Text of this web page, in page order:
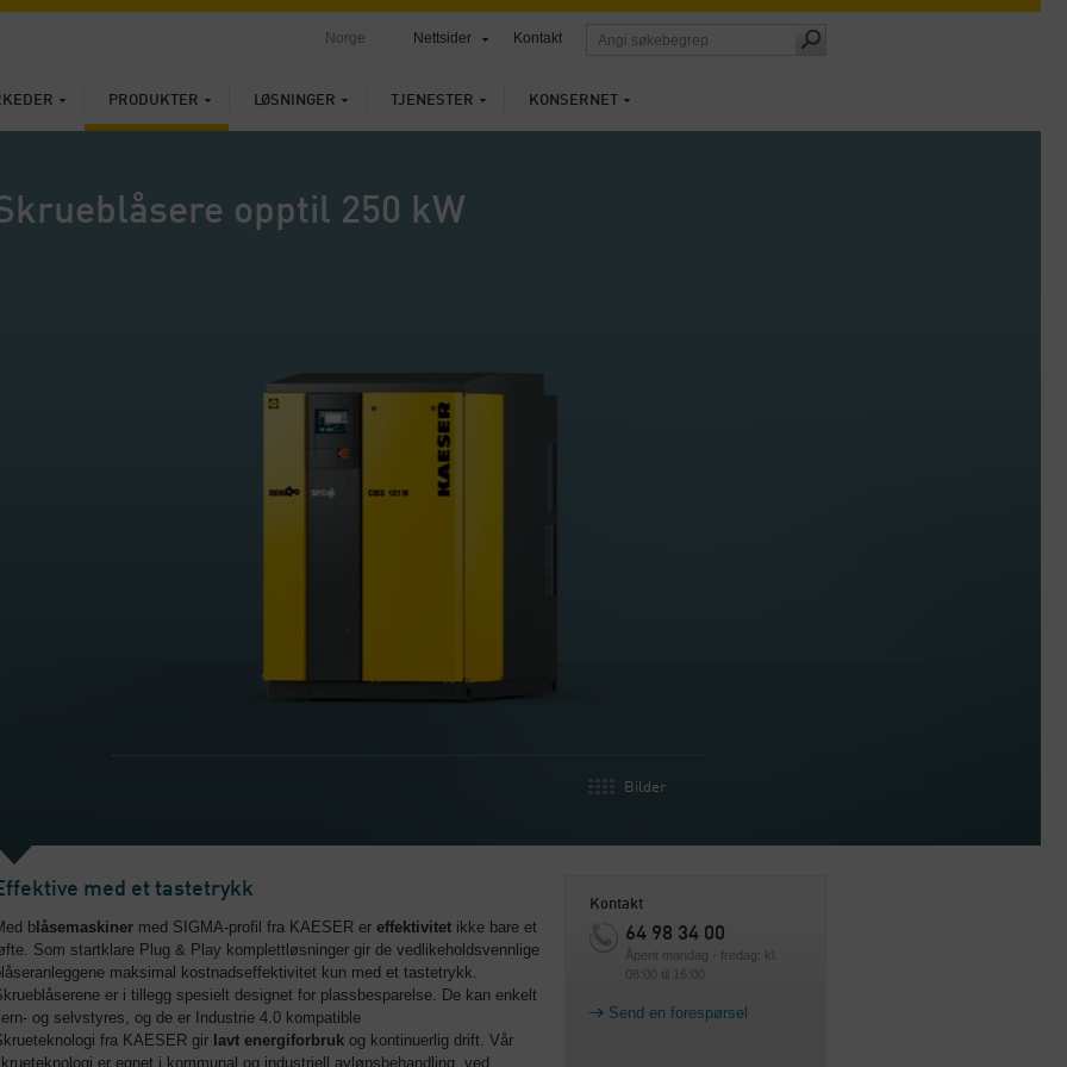
PRODUKTER LØSNINGER TJENESTER KONSERNET
Norge Nettsider Kontakt
opptil 250 kW
Bilder
med et tastetrykk
b låsemaskiner med SIGMA-profil fra KAESER er effektivitet ikke bare et
Som startklare Plug & Play komplettløsninger gir de vedlikeholdsvennlige
maksimal kostnadseffektivitet kun med et tastetrykk.
er i tillegg spesielt designet for plassbesparelse. De kan enkelt
og selvstyres, og de er Industrie 4.0 kompatible
fra KAESER gir lavt energiforbruk og kontinuerlig drift. Vår
er egnet i kommunal og industriell avløpsbehandling, ved
Kontakt
64 98 34 00
Åpent mandag - fredag: kl.
08:00 til 16:00
Send en forespørsel